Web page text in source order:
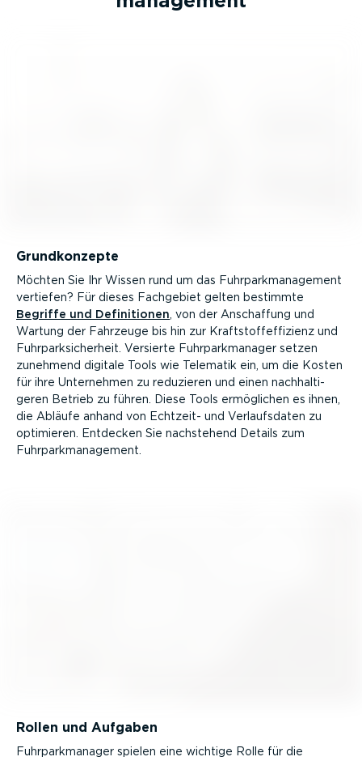
Grund­kon­zepte
Möchten Sie Ihr Wissen rund um das Fuhrpark­ma­nagement
vertiefen? Für dieses Fachgebiet gelten bestimmte
Begriffe und Defini­tionen , von der Anschaffung und
Wartung der Fahrzeuge bis hin zur Kraft­stoff­ef­fi­zienz und
Fuhrpark­si­cherheit. Versierte Fuhrpark­ma­nager setzen
zunehmend digitale Tools wie Telematik ein, um die Kosten
für ihre Unternehmen zu reduzieren und einen nachhal­ti­
geren Betrieb zu führen. Diese Tools ermöglichen es ihnen,
die Abläufe anhand von Echtzeit- und Verlaufs­daten zu
optimieren. Entdecken Sie nachstehend Details zum
Fuhrpark­ma­nagement.
Rollen und Aufgaben
Fuhrpark­ma­nager spielen eine wichtige Rolle für die